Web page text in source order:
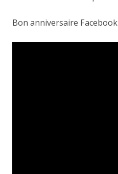
Bon anniversaire Facebook